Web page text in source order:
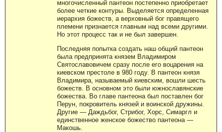
многочисленный пантеон постепенно приобретает
более четкие контуры. Выделяется определенная
иерархия божеств, а верховный бог правящего
племени признается главным над всеми другими.
Но этот процесс так и не был завершен.
Последняя попытка создать наш общий пантеон
была предпринята князем Владимиром
Святославовичем сразу после его воцарения на
киевском престоле в 980 году. В пантеон князя
Владимира, называемый киевским, вошли шесть
божеств. В основном это были южнославянские
божества. Во главе пантеона был поставлен бог
Перун, покровитель князей и воинской дружины.
Другие — Даждьбог, Стрибог, Хорс, Симаргл и
единственное женское божество пантеона —
Макошь.